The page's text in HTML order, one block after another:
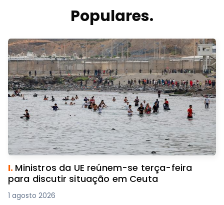
Populares.
I. Ministros da UE reúnem-se terça-feira
para discutir situação em Ceuta
1 agosto 2026